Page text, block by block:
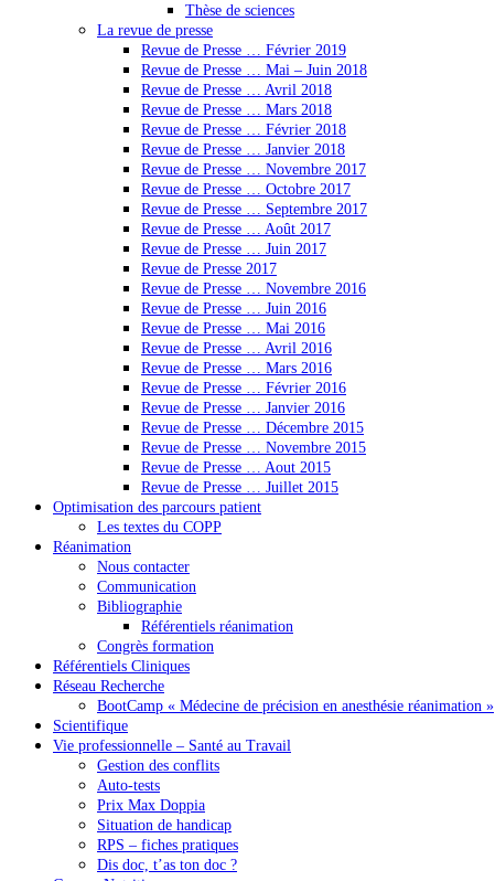
Thèse de sciences
La revue de presse
Revue de Presse … Février 2019
Revue de Presse … Mai – Juin 2018
Revue de Presse … Avril 2018
Revue de Presse … Mars 2018
Revue de Presse … Février 2018
Revue de Presse … Janvier 2018
Revue de Presse … Novembre 2017
Revue de Presse … Octobre 2017
Revue de Presse … Septembre 2017
Revue de Presse … Août 2017
Revue de Presse … Juin 2017
Revue de Presse 2017
Revue de Presse … Novembre 2016
Revue de Presse … Juin 2016
Revue de Presse … Mai 2016
Revue de Presse … Avril 2016
Revue de Presse … Mars 2016
Revue de Presse … Février 2016
Revue de Presse … Janvier 2016
Revue de Presse … Décembre 2015
Revue de Presse … Novembre 2015
Revue de Presse … Aout 2015
Revue de Presse … Juillet 2015
Optimisation des parcours patient
Les textes du COPP
Réanimation
Nous contacter
Communication
Bibliographie
Référentiels réanimation
Congrès formation
Référentiels Cliniques
Réseau Recherche
BootCamp « Médecine de précision en anesthésie réanimation »
Scientifique
Vie professionnelle – Santé au Travail
Gestion des conflits
Auto-tests
Prix Max Doppia
Situation de handicap
RPS – fiches pratiques
Dis doc, t’as ton doc ?